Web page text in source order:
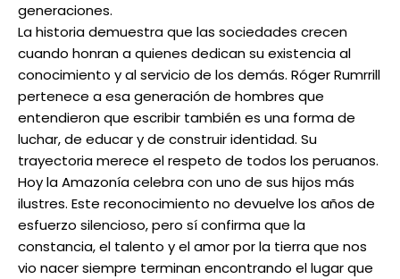
generaciones.
La historia demuestra que las sociedades crecen
cuando honran a quienes dedican su existencia al
conocimiento y al servicio de los demás. Róger Rumrrill
pertenece a esa generación de hombres que
entendieron que escribir también es una forma de
luchar, de educar y de construir identidad. Su
trayectoria merece el respeto de todos los peruanos.
Hoy la Amazonía celebra con uno de sus hijos más
ilustres. Este reconocimiento no devuelve los años de
esfuerzo silencioso, pero sí confirma que la
constancia, el talento y el amor por la tierra que nos
vio nacer siempre terminan encontrando el lugar que